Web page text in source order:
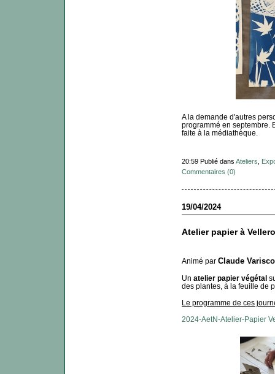
A la demande d'autres
programmé en septembre.
faite à la médiathèque.
20:59 Publié dans Ateliers
Commentaires (0)
19/04/2024
Atelier papier à
Animé par Claude Varisco
Un atelier papier végétal
des plantes, à la feuille de
Le programme de ces
2024-AetN-Atelier-Papier